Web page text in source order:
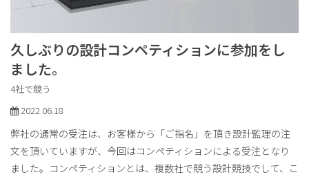
久しぶりの設計コンペティションに参加をし
ました。
4社で競う
2022.06.18
弊社の通常の受注は、お客様から「ご指名」を頂き設計監理の注
文を頂いていますが、今回はコンペティションによる受注となり
ました。コンペティションとは、複数社で競う設計競技でして、こ